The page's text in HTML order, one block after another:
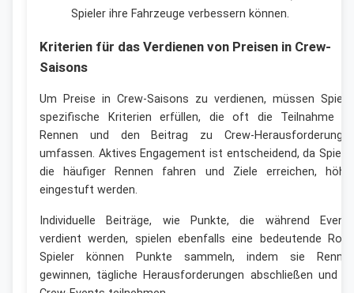
Spieler ihre Fahrzeuge verbessern können.
Kriterien für das Verdienen von Preisen in Crew-
Saisons
Um Preise in Crew-Saisons zu verdienen, müssen
spezifische Kriterien erfüllen, die oft die Teilnahme
Rennen und den Beitrag zu Crew-
umfassen. Aktives Engagement ist entscheidend, da
die häufiger Rennen fahren und Ziele erreichen,
eingestuft werden.
Individuelle Beiträge, wie Punkte, die während
verdient werden, spielen ebenfalls eine bedeutende
Spieler können Punkte sammeln, indem sie
gewinnen, tägliche Herausforderungen abschließen und